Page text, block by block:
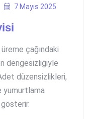
7 Mayıs 2025
çağındaki
dengesizliğiyle
düzensizlikleri,
yumurtlama